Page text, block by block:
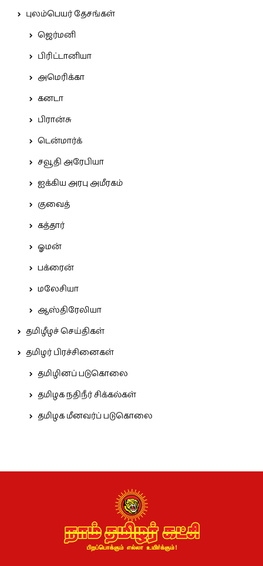
புலம்பெயர் தேசங்கள்
ஜெர்மனி
பிரிட்டானியா
அமெரிக்கா
கனடா
பிரான்சு
டென்மார்க்
சவூதி அரேபியா
ஐக்கிய அரபு அமீரகம்
குவைத்
கத்தார்
ஓமன்
பக்ரைன்
மலேசியா
ஆஸ்திரேலியா
தமிழீழச் செய்திகள்
தமிழர் பிரச்சினைகள்
தமிழினப் படுகொலை
தமிழக நதிநீர் சிக்கல்கள்
தமிழக மீனவர்ப் படுகொலை